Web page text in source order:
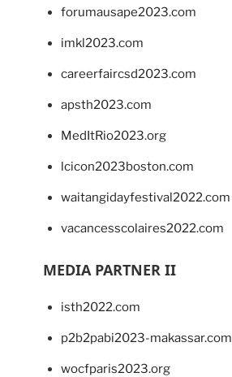
forumausape2023.com
imkl2023.com
careerfaircsd2023.com
apsth2023.com
MedItRio2023.org
lcicon2023boston.com
waitangidayfestival2022.com
vacancesscolaires2022.com
MEDIA PARTNER II
isth2022.com
p2b2pabi2023-makassar.com
wocfparis2023.org